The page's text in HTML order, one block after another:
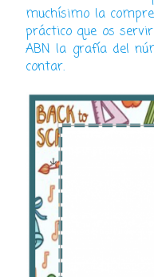
muchísimo la
práctico que os
ABN la grafía del
contar.